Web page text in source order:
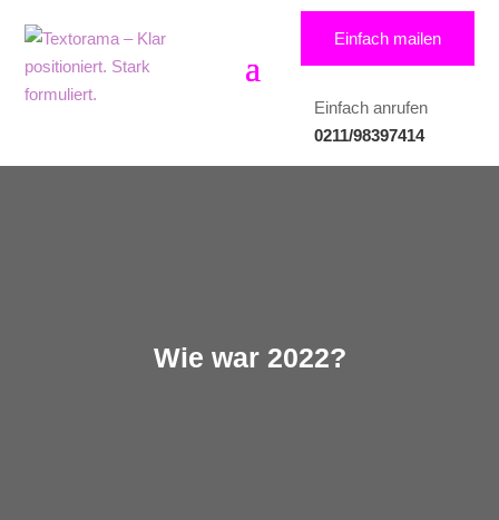
Einfach mailen
Einfach anrufen
0211/98397414
Wie war 2022?